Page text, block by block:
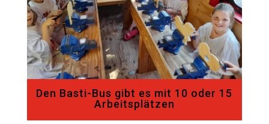
Den Basti-Bus gibt es mit 10 oder 15
Arbeitsplätzen